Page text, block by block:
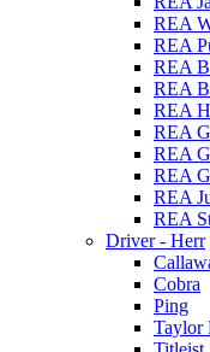
REA
REA
REA
REA
REA
REA
REA
REA
REA
REA
Driver - Herr
Cobra
Ping
Taylor